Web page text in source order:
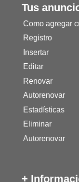
Tus
Como agregar
Registro
Insertar
Editar
Renovar
Autorenovar
Estadísticas
Eliminar
Autorenovar
+